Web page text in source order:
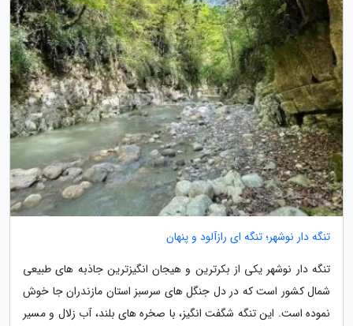
تنگه دار نوشهر؛ تنگه ای رازآلود و پنهان
تنگه دار نوشهر یکی از بکرترین و هیجان انگیزترین جاذبه های طبیعی
شمال کشور است که در دل جنگل های سرسبز استان مازندران جا خوش
نموده است. این تنگه شگفت انگیز، با صخره های بلند، آب زلال و مسیر